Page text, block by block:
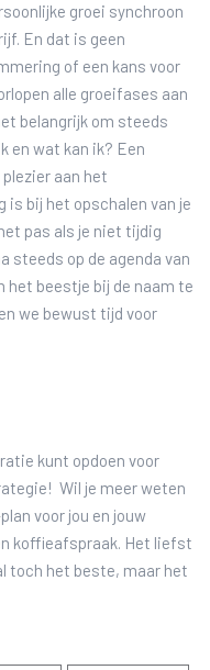
groei synchroon
En dat is geen
of een kans voor
alle groeifases aan
belangrijk om steeds
en wat kan ik? Een
aan het
bij het opschalen van je
pas als je niet tijdig
steeds op de agenda van
het beestje bij de naam te
we bewust tijd voor
kunt opdoen voor
Wil je meer weten
voor jou en jouw
koffieafspraak. Het liefst
toch het beste, maar het